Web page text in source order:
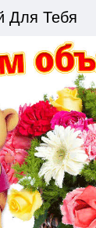
Для Тебя